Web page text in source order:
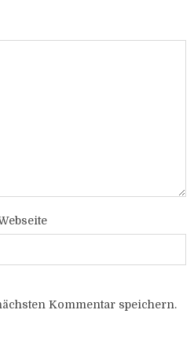
Kommentar speichern.